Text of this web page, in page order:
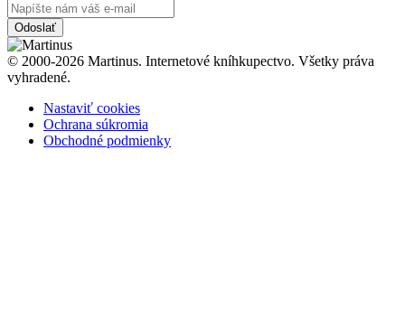
Odoslať
© 2000-2026 Martinus. Internetové kníhkupectvo. Všetky práva
vyhradené.
Nastaviť cookies
Ochrana súkromia
Obchodné podmienky